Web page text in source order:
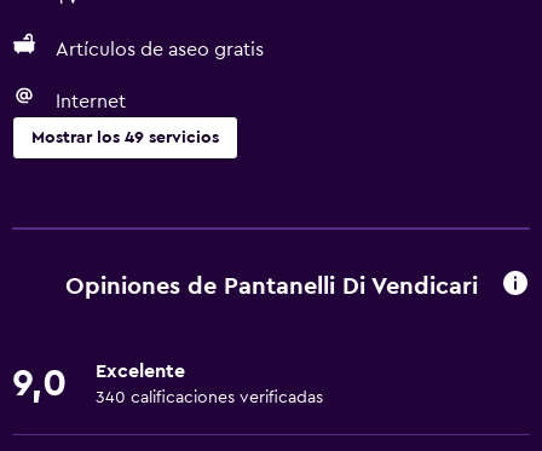
Artículos de aseo gratis
Internet
Mostrar los 49 servicios
Wifi gratis
Champú
Opiniones de Pantanelli Di Vendicari
9,0 Excelente
340 calificaciones verificadas